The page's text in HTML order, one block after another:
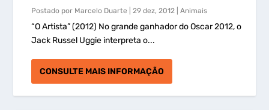
Postado por Marcelo Duarte |29 dez, 2012 |Animais
“O Artista” (2012) No grande ganhador do Oscar 2012, o
Jack Russel Uggie interpreta o...
CONSULTE MAIS INFORMAÇÃO